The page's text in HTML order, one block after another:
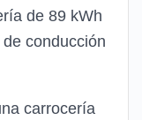
de 89 kWh
conducción
carrocería